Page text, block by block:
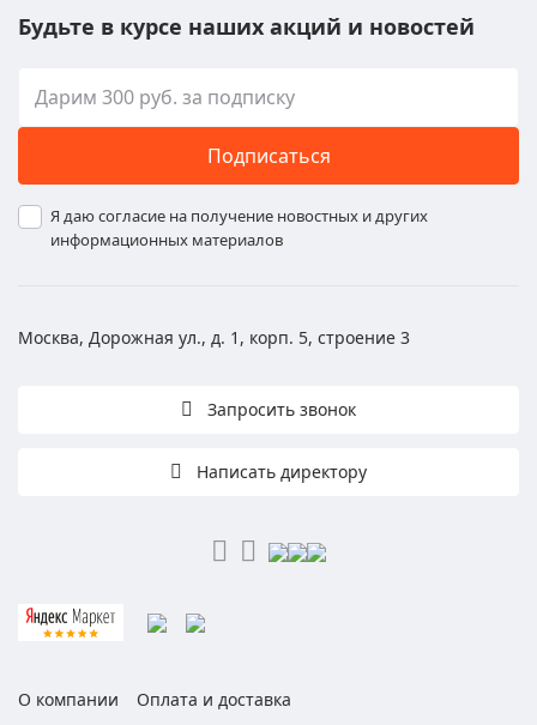
Будьте в курсе наших акций и новостей
Подписаться
Я даю согласие на получение новостных и других
информационных материалов
Москва, Дорожная ул., д. 1, корп. 5, строение 3
Запросить звонок
Написать директору
О компании Оплата и доставка